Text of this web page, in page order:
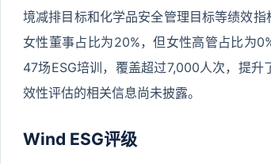
境减排目标和化学品安全管理目标等绩效指
女性董事占比为20%，但女性高管占比为
47场ESG培训，覆盖超过7,000人次，提
效性评估的相关信息尚未披露。
Wind ESG评级